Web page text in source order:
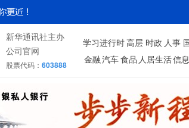
新华通讯社主办
公司官网
股票代码： 603888
学习进行时 高层 时政 人事
金融 汽车 食品 人居生活信